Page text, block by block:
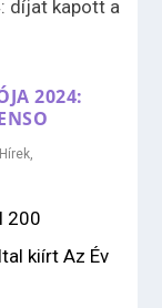
2024:
Hírek,
200
kiírt Az Év